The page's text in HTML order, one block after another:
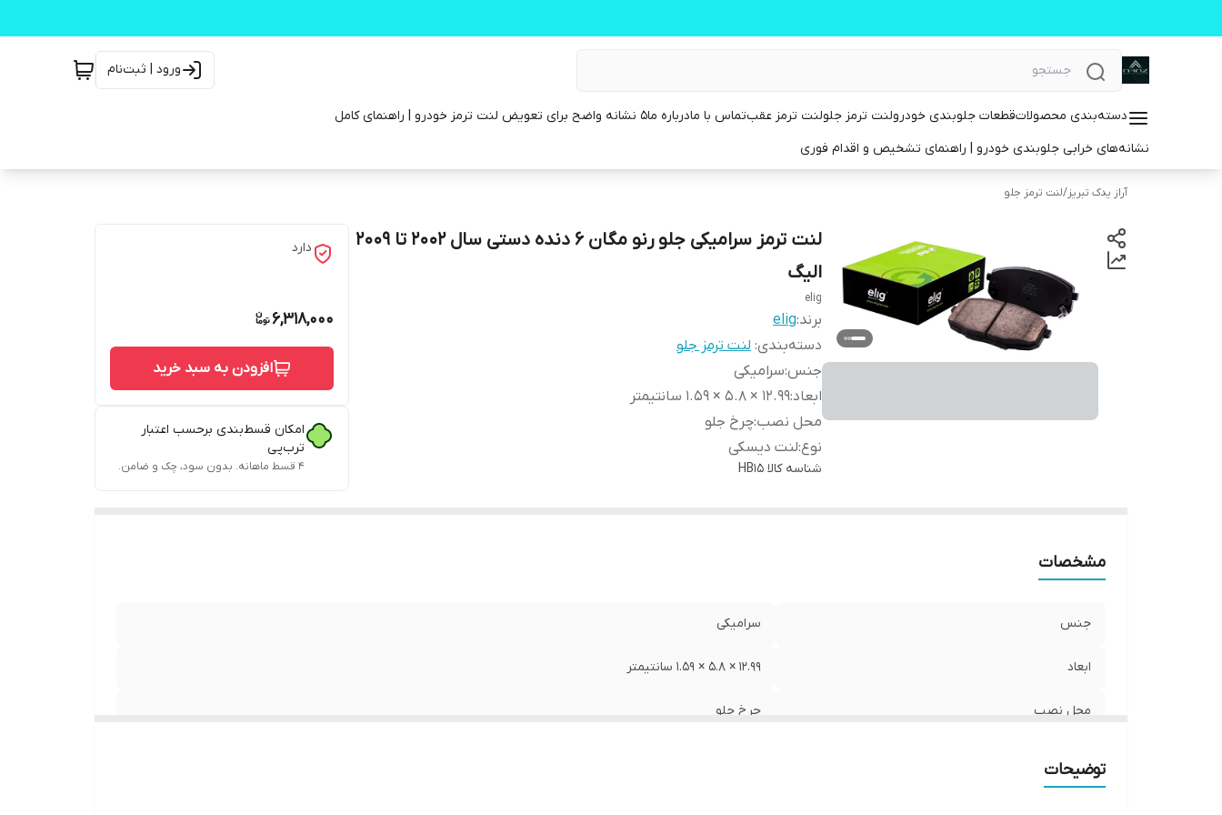
ورود | ثبت‌نام
دسته‌بندی محصولاتقطعات جلوبندی خودرولنت ترمز جلولنت ترمز عقبتماس با مادرباره ما۵ نشانه واضح برای تعویض لنت ترمز خودرو | راهنمای کامل
نشانه‌های خرابی جلوبندی خودرو | راهنمای تشخیص و اقدام فوری
آراز یدک تبریز/لنت ترمز جلو
لنت ترمز سرامیکی جلو رنو مگان ۶ دنده دستی سال ۲۰۰۲ تا ۲۰۰۹
الیگ
elig
برند:elig
دسته‌بندی: لنت ترمز جلو
جنس:سرامیکی
ابعاد:12.99 × 5.8 × 1.59 سانتیمتر
محل نصب:چرخ جلو
نوع:لنت دیسکی
شناسه کالا HB15
دارد
6,318,000
افزودن به سبد خرید
امکان قسط‌بندی برحسب اعتبار
ترب‌پی
۴ قسط ماهانه. بدون سود، چک و ضامن.
مشخصات
جنس سرامیکی
ابعاد 12.99 × 5.8 × 1.59 سانتیمتر
محل نصب چرخ جلو
توضیحات